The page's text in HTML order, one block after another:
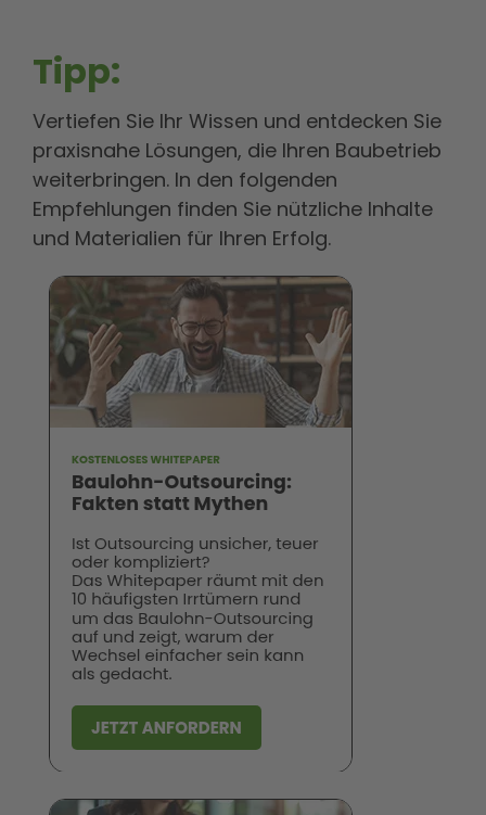
Tipp:
Vertiefen Sie Ihr Wissen und entdecken Sie
praxisnahe Lösungen, die Ihren Baubetrieb
weiterbringen. In den folgenden
Empfehlungen finden Sie nützliche Inhalte
und Materialien für Ihren Erfolg.